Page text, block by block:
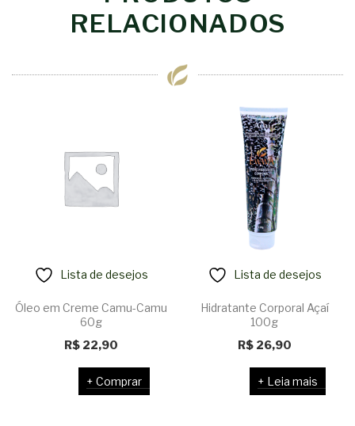
RELACIONADOS
Lista de desejos
Óleo em Creme Camu-Camu
60g
R$22,90
Comprar
Lista de desejos
Hidratante Corporal Açaí
100g
R$26,90
Leia mais